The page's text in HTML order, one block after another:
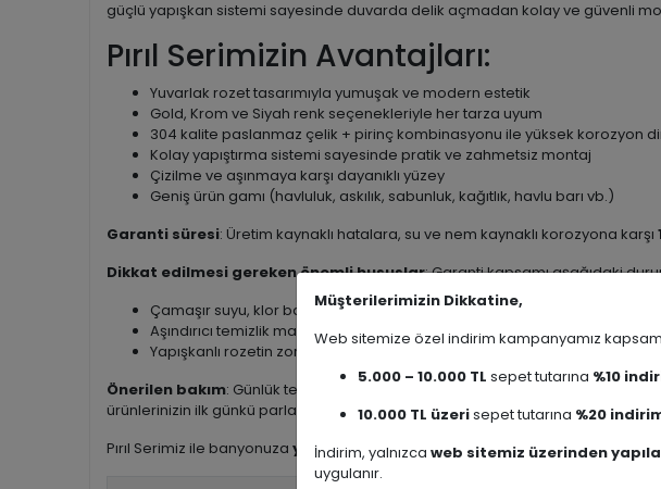
güçlü yapışkan sistemi sayesinde duvarda delik açmadan kolay ve güvenli
Pırıl Serimizin Avantajları:
Yuvarlak rozet tasarımıyla yumuşak ve modern estetik
Gold, Krom ve Siyah renk seçenekleriyle her tarza uyum
304 kalite paslanmaz çelik + pirinç kombinasyonu ile yüksek korozyon
Kolay yapıştırma sistemi sayesinde pratik ve zahmetsiz montaj
Çizilme ve aşınmaya karşı dayanıklı yüzey
Geniş ürün gamı (havluluk, askılık, sabunluk, kağıtlık, havlu barı vb.)
Garanti süresi: Üretim kaynaklı hatalara, su ve nem kaynaklı korozyona karşı
Dikkat edilmesi gereken önemli hususlar: Garanti kapsamı aşağıdaki
Çamaşır suyu, klor bazlı temizleyiciler ve güçlü kimyasal deterjanlarla
Aşındırıcı temizlik malzemeleri (tel fırça, sert sünger vb.) kullanımı
Yapışkanlı rozetin zorla sökülmesi veya yanlış montajdan kaynaklanan
Önerilen bakım: Günlük temizlikte ılık su ve nötr sabun kullanmanızı,
ürünlerinizin ilk günkü parlaklığını uzun yıllar koruyabilirsiniz.
Pırıl Serimiz ile banyonuza yumuşak hatlar, modern zarafet ve pratik
Müşterilerimizin Dikkatine,
Web sitemize özel indirim kampanyamız
5.000 – 10.000 TL sepet tutarına %10
10.000 TL üzerisepet tutarına %20
İndirim, yalnızca web sitemiz üzerinden
uygulanır.